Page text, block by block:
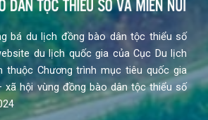
bá du lịch đồng bào dân tộc thiểu số
du lịch quốc gia của Cục Du lịch
thuộc Chương trình mục tiêu quốc gia
xã hội vùng đồng bào dân tộc thiểu số